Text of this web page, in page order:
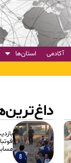
آکادمی استان‌ها